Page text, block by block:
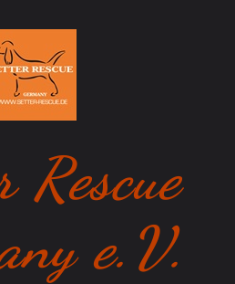
Rescue
e.V.